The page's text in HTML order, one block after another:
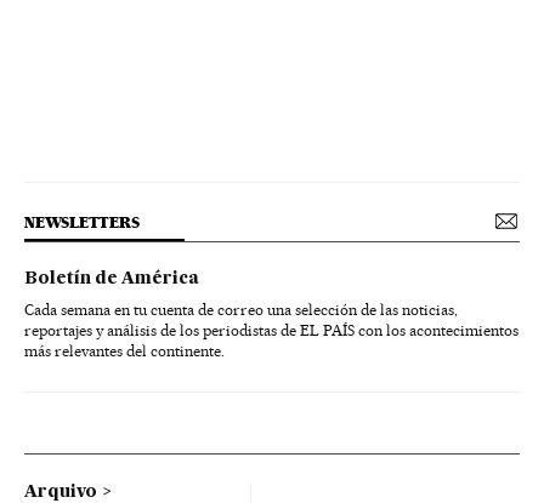
NEWSLETTERS
Boletín de América
Cada semana en tu cuenta de correo una selección de las noticias,
reportajes y análisis de los periodistas de EL PAÍS con los acontecimientos
más relevantes del continente.
Arquivo